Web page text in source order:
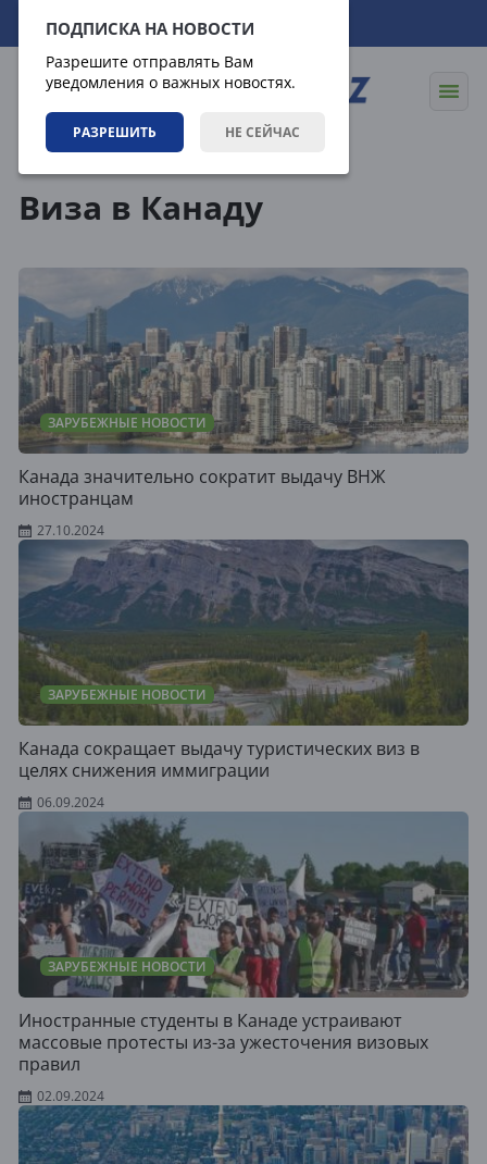
ПОДПИСКА НА НОВОСТИ
Разрешите отправлять Вам
уведомления о важных новостях.
РАЗРЕШИТЬ НЕ СЕЙЧАС
06.08.2026 22:19:13
Виза в Канаду
ЗАРУБЕЖНЫЕ НОВОСТИ
Канада значительно сократит выдачу ВНЖ
иностранцам
27.10.2024
ЗАРУБЕЖНЫЕ НОВОСТИ
Канада сокращает выдачу туристических виз в
целях снижения иммиграции
06.09.2024
ЗАРУБЕЖНЫЕ НОВОСТИ
Иностранные студенты в Канаде устраивают
массовые протесты из-за ужесточения визовых
правил
02.09.2024